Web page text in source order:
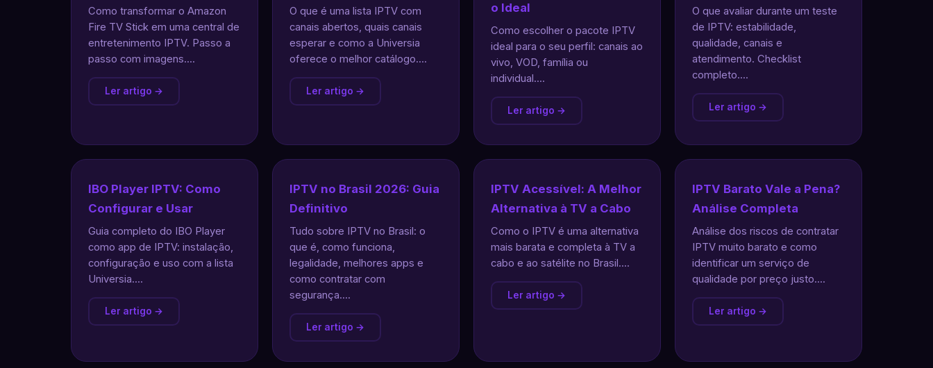
Como transformar o Amazon
Fire TV Stick em uma central de
entretenimento IPTV. Passo a
passo com imagens....
Ler artigo →
O que é uma lista IPTV com
canais abertos, quais canais
esperar e como a Universia
oferece o melhor catálogo....
Ler artigo →
o Ideal
Como escolher o pacote IPTV
ideal para o seu perfil: canais ao
vivo, VOD, família ou
individual....
Ler artigo →
O que avaliar durante um teste
de IPTV: estabilidade,
qualidade, canais e
atendimento. Checklist
completo....
Ler artigo →
IBO Player IPTV: Como
Configurar e Usar
Guia completo do IBO Player
como app de IPTV: instalação,
configuração e uso com a lista
Universia....
Ler artigo →
IPTV no Brasil 2026: Guia
Definitivo
Tudo sobre IPTV no Brasil: o
que é, como funciona,
legalidade, melhores apps e
como contratar com
segurança....
Ler artigo →
IPTV Acessível: A Melhor
Alternativa à TV a Cabo
Como o IPTV é uma alternativa
mais barata e completa à TV a
cabo e ao satélite no Brasil....
Ler artigo →
IPTV Barato Vale a Pena?
Análise Completa
Análise dos riscos de contratar
IPTV muito barato e como
identificar um serviço de
qualidade por preço justo....
Ler artigo →